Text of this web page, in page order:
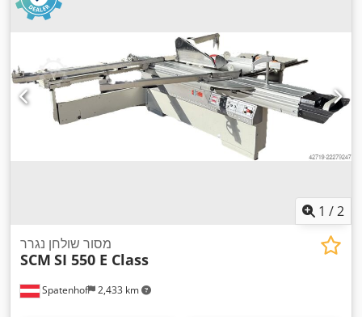
(מקס'):
1 /2
Spatenhof 2,433 km
מסור שולחן נגרר
SCM SI 550 E Class